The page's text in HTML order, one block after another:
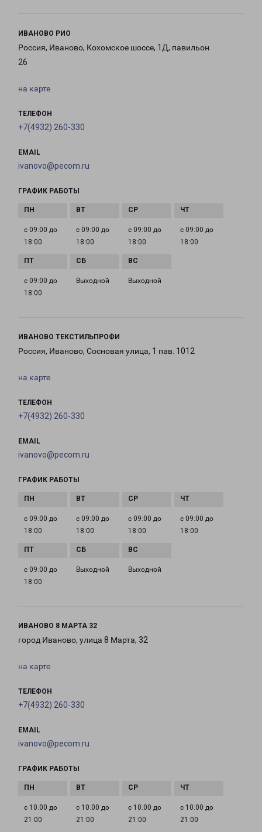
ИВАНОВО РИО
Россия, Иваново, Кохомское шоссе, 1Д, павильон
26
на карте
ТЕЛЕФОН
+7(4932) 260-330
EMAIL
ivanovo@pecom.ru
ГРАФИК РАБОТЫ
с 09:00 до
18:00
с 09:00 до
18:00
с 09:00 до
18:00
с 09:00 до
18:00
с 09:00 до
18:00
Выходной Выходной
ИВАНОВО ТЕКСТИЛЬПРОФИ
Россия, Иваново, Сосновая улица, 1 пав. 1012
на карте
ТЕЛЕФОН
+7(4932) 260-330
EMAIL
ivanovo@pecom.ru
ГРАФИК РАБОТЫ
с 09:00 до
18:00
с 09:00 до
18:00
с 09:00 до
18:00
с 09:00 до
18:00
с 09:00 до
18:00
Выходной Выходной
ИВАНОВО 8 МАРТА 32
город Иваново, улица 8 Марта, 32
на карте
ТЕЛЕФОН
+7(4932) 260-330
EMAIL
ivanovo@pecom.ru
ГРАФИК РАБОТЫ
с 10:00 до
21:00
с 10:00 до
21:00
с 10:00 до
21:00
с 10:00 до
21:00